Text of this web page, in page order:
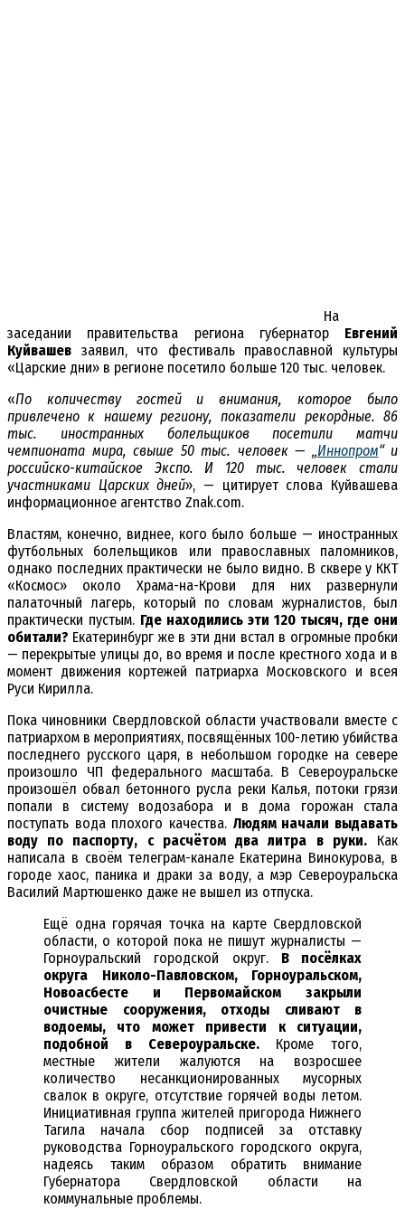
На
заседании правительства региона губернатор Евгений
Куйвашев заявил, что фестиваль православной культуры
«Царские дни» в регионе посетило больше 120 тыс. человек.
«По количеству гостей и внимания, которое было
привлечено к нашему региону, показатели рекордные. 86
тыс. иностранных болельщиков посетили матчи
чемпионата мира, свыше 50 тыс. человек — „Иннопром“ и
российско-китайское Экспо. И 120 тыс. человек стали
участниками Царских дней», — цитирует слова Куйвашева
информационное агентство Znak.com.
Властям, конечно, виднее, кого было больше — иностранных
футбольных болельщиков или православных паломников,
однако последних практически не было видно. В сквере у ККТ
«Космос» около Храма-на-Крови для них развернули
палаточный лагерь, который по словам журналистов, был
практически пустым. Где находились эти 120 тысяч, где они
обитали? Екатеринбург же в эти дни встал в огромные пробки
— перекрытые улицы до, во время и после крестного хода и в
момент движения кортежей патриарха Московского и всея
Руси Кирилла.
Пока чиновники Свердловской области участвовали вместе с
патриархом в мероприятиях, посвящённых 100-летию убийства
последнего русского царя, в небольшом городке на севере
произошло ЧП федерального масштаба. В Североуральске
произошёл обвал бетонного русла реки Калья, потоки грязи
попали в систему водозабора и в дома горожан стала
поступать вода плохого качества. Людям начали выдавать
воду по паспорту, с расчётом два литра в руки.Как
написала в своём телеграм-канале Екатерина Винокурова, в
городе хаос, паника и драки за воду, а мэр Североуральска
Василий Мартюшенко даже не вышел из отпуска.
Ещё одна горячая точка на карте Свердловской
области, о которой пока не пишут журналисты —
Горноуральский городской округ. В посёлках
округа Николо-Павловском, Горноуральском,
Новоасбесте и Первомайском закрыли
очистные сооружения, отходы сливают в
водоемы, что может привести к ситуации,
подобной в Североуральске.Кроме того,
местные жители жалуются на возросшее
количество несанкционированных мусорных
свалок в округе, отсутствие горячей воды летом.
Инициативная группа жителей пригорода Нижнего
Тагила начала сбор подписей за отставку
руководства Горноуральского городского округа,
надеясь таким образом обратить внимание
Губернатора Свердловской области на
коммунальные проблемы.